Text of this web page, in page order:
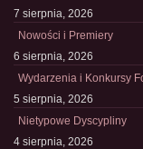
7 sierpnia, 2026
Nowości i Premiery
6 sierpnia, 2026
Wydarzenia i Konkursy
5 sierpnia, 2026
Nietypowe Dyscypliny
4 sierpnia, 2026